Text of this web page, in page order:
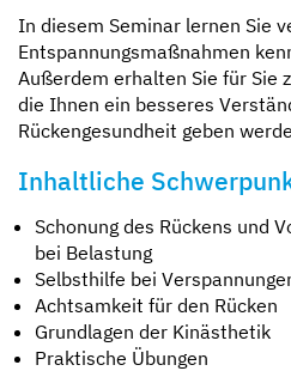
In diesem Seminar lernen Sie
Entspannungsmaßnahmen
Außerdem erhalten Sie für Sie
die Ihnen ein besseres
Rückengesundheit geben
Inhaltliche
Schonung des Rückens und
bei Belastung
Selbsthilfe bei
Achtsamkeit für den Rücken
Grundlagen der Kinästhetik
Praktische Übungen